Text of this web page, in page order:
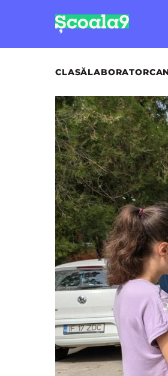
CLASĂLABORATOR